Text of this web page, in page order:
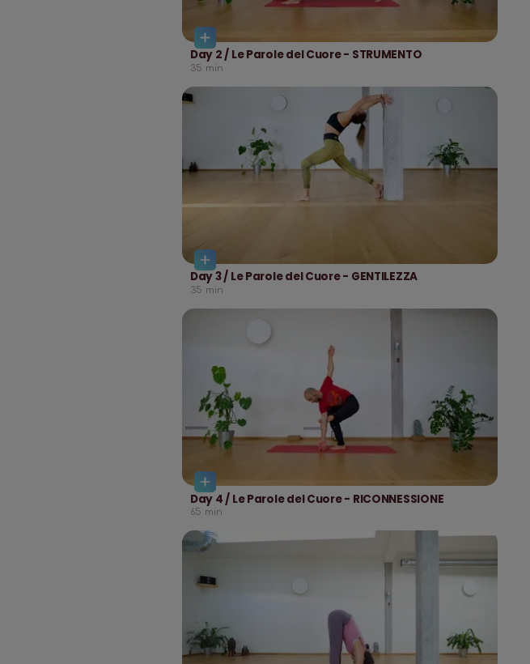
Day 2 / Le Parole del Cuore - STRUMENTO
35 min
Day 3 / Le Parole del Cuore - GENTILEZZA
35 min
Day 4 / Le Parole del Cuore - RICONNESSIONE
65 min